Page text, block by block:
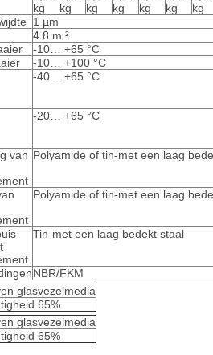
kg
kg
kg
kg
kg
kg
kg
1 µm
4.8 m ²
-10… +65 °C
-10… +100 °C
-40… +65 °C
-20… +65 °C
van Polyamide of tin-met een laag
Polyamide of tin-met een laag
Tin-met een laag bedekt staal
NBR/FKM
glasvezelmedia
65%
glasvezelmedia
65%